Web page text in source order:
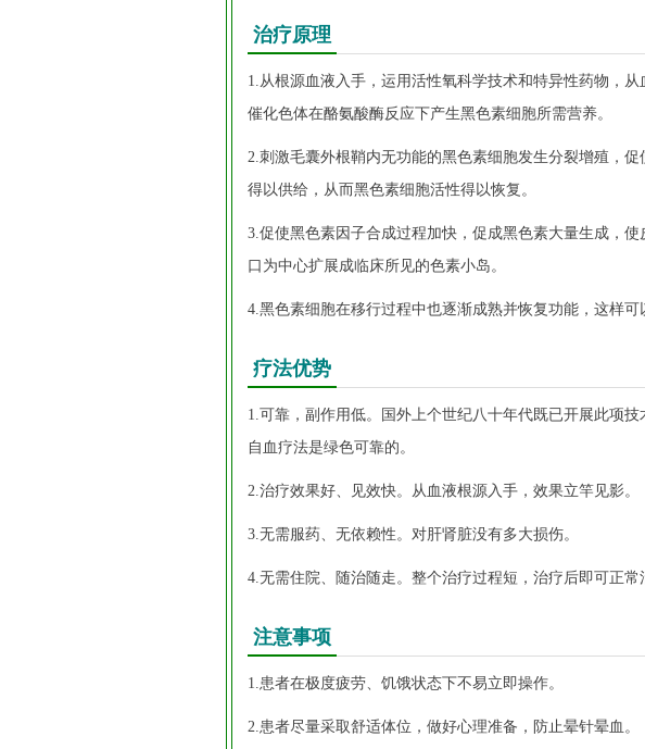
治疗原理
1.从根源血液入手，运用活性氧科学技术和特异性药物，从
催化色体在酪氨酸酶反应下产生黑色素细胞所需营养。
2.刺激毛囊外根鞘内无功能的黑色素细胞发生分裂增殖，
得以供给，从而黑色素细胞活性得以恢复。
3.促使黑色素因子合成过程加快，促成黑色素大量生成，
口为中心扩展成临床所见的色素小岛。
4.黑色素细胞在移行过程中也逐渐成熟并恢复功能，这样可
疗法优势
1.可靠，副作用低。国外上个世纪八十年代既已开展此项
自血疗法是绿色可靠的。
2.治疗效果好、见效快。从血液根源入手，效果立竿见影。
3.无需服药、无依赖性。对肝肾脏没有多大损伤。
4.无需住院、随治随走。整个治疗过程短，治疗后即可正常
注意事项
1.患者在极度疲劳、饥饿状态下不易立即操作。
2.患者尽量采取舒适体位，做好心理准备，防止晕针晕血。